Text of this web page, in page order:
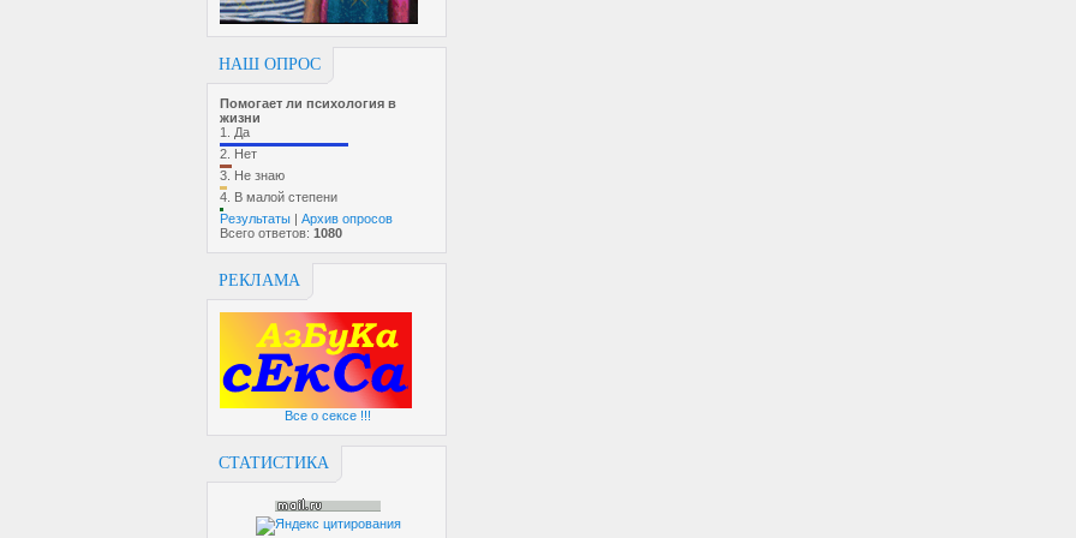
НАШ ОПРОС
Помогает ли психология в
жизни
1. Да
2. Нет
3. Не знаю
4. В малой степени
Результаты | Архив опросов
Всего ответов: 1080
РЕКЛАМА
Все о сексе !!!
СТАТИСТИКА